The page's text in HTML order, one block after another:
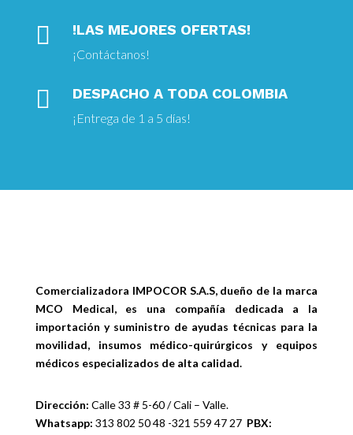
 !LAS MEJORES OFERTAS!
¡Contáctanos!
 DESPACHO A TODA COLOMBIA
¡Entrega de 1 a 5 días!
Comercializadora IMPOCOR S.A.S, dueño de la marca
MCO Medical, es una compañía dedicada a la
importación y suministro de ayudas técnicas para la
movilidad, insumos médico-quirúrgicos y equipos
médicos especializados de alta calidad.
Dirección: Calle 33 # 5-60 / Cali – Valle.
Whatsapp: 313 802 50 48 -321 559 47 27 PBX: